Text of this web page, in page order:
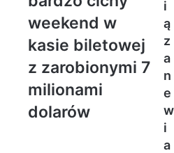
weekend w
kasie biletowej
z zarobionymi 7
milionami
dolarów
i
ą
z
a
n
e
w
i
a